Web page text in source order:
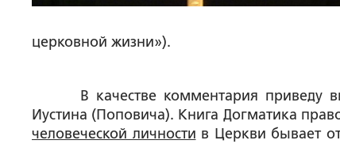
церковной жизни»).
В качестве комментария приведу
Иустина (Поповича). Книга Догматика
человеческой личности в Церкви бывает